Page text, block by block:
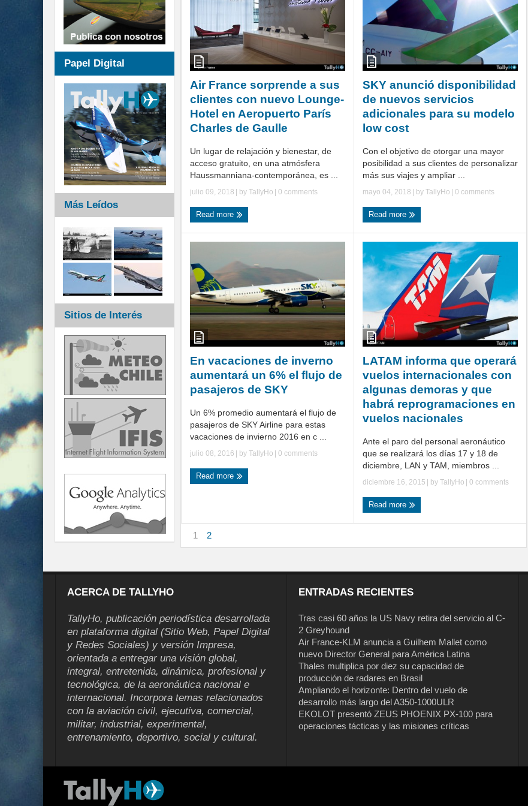
Air France sorprende a sus
clientes con nuevo Lounge-
Hotel en Aeropuerto París
Charles de Gaulle
Un lugar de relajación y bienestar, de
acceso gratuito, en una atmósfera
Haussmanniana-contemporánea, es ...
julio 09, 2018 | by TallyHo 0 comments
Read more
SKY anunció disponibilidad
de nuevos servicios
adicionales para su modelo
low cost
Con el objetivo de otorgar una mayor
posibilidad a sus clientes de personalizar
más sus viajes y ampliar ...
mayo 04, 2018 | by TallyHo 0 comments
Read more
En vacaciones de inverno
aumentará un 6% el flujo de
pasajeros de SKY
Un 6% promedio aumentará el flujo de
pasajeros de SKY Airline para estas
vacaciones de invierno 2016 en c ...
julio 08, 2016 | by TallyHo | 0 comments
Read more
LATAM informa que operará
vuelos internacionales con
algunas demoras y que
habrá reprogramaciones en
vuelos nacionales
Ante el paro del personal aeronáutico
que se realizará los días 17 y 18 de
diciembre, LAN y TAM, miembros ...
diciembre 16, 2015 | by TallyHo | 0 comments
Read more
1 2
Papel Digital
Más Leídos
Sitios de Interés
ACERCA DE TALLYHO
TallyHo, publicación periodística desarrollada
en plataforma digital (Sitio Web, Papel Digital
y Redes Sociales) y versión Impresa,
orientada a entregar una visión global,
integral, entretenida, dinámica, profesional y
tecnológica, de la aeronáutica nacional e
internacional. Incorpora temas relacionados
con la aviación civil, ejecutiva, comercial,
militar, industrial, experimental,
entrenamiento, deportivo, social y cultural.
ENTRADAS RECIENTES
Tras casi 60 años la US Navy retira del servicio al C-
2 Greyhound
Air France-KLM anuncia a Guilhem Mallet como
nuevo Director General para América Latina
Thales multiplica por diez su capacidad de
producción de radares en Brasil
Ampliando el horizonte: Dentro del vuelo de
desarrollo más largo del A350-1000ULR
EKOLOT presentó ZEUS PHOENIX PX-100 para
operaciones tácticas y las misiones críticas